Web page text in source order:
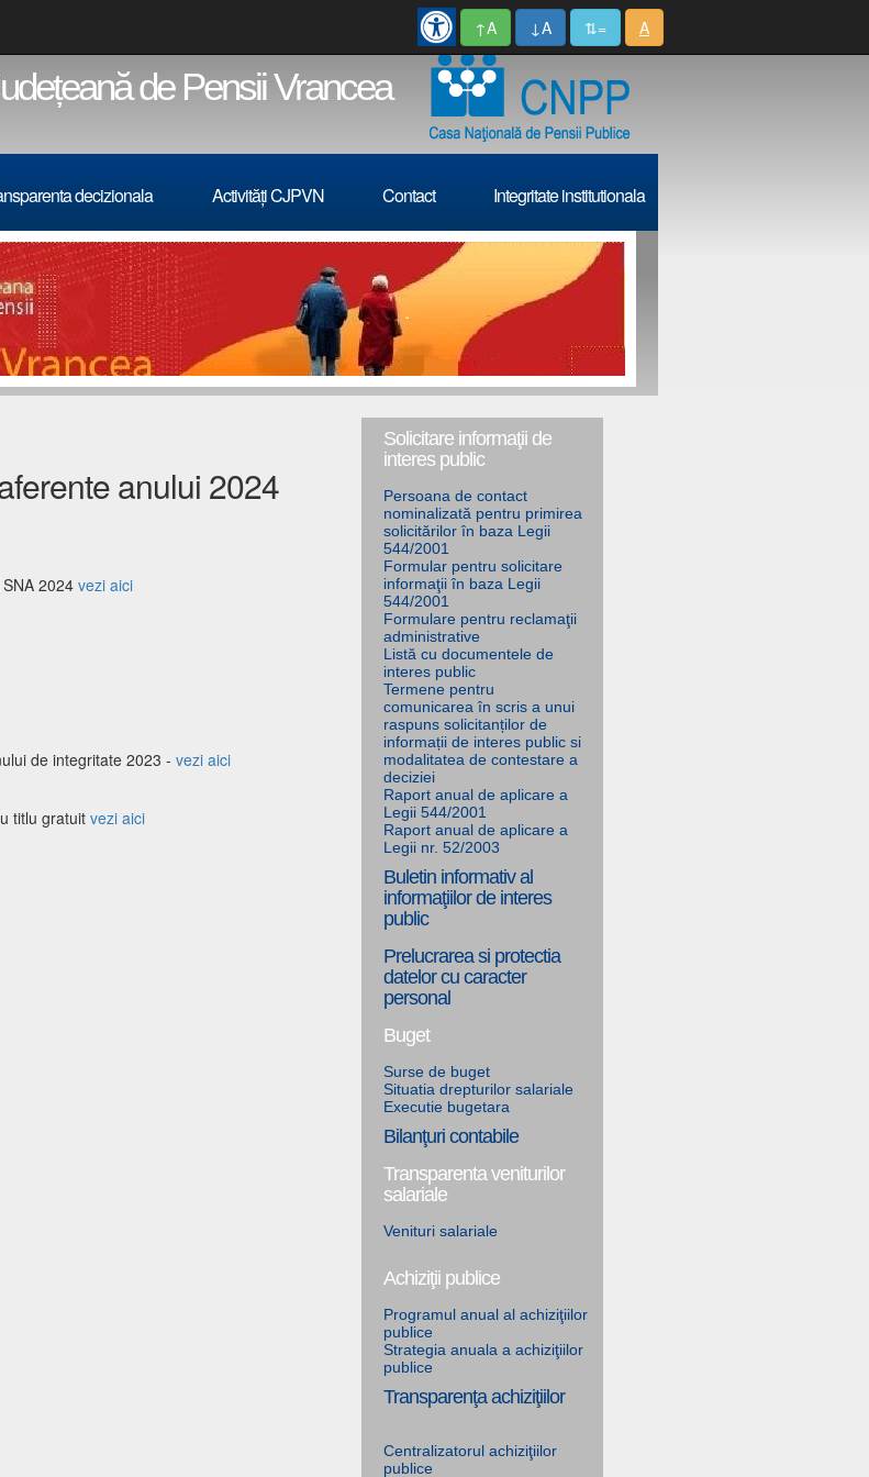
↑A ↓A ⇅= A
de Pensii Vrancea
decizionala Activități CJPVN Contact Integritate institutionala
anului 2024
2024 vezi aici
de integritate 2023 - vezi aici
titlu gratuitvezi aici
Solicitare informaţii de
interes public
Persoana de contact
nominalizată pentru primirea
solicitărilor în baza Legii
544/2001
Formular pentru solicitare
informaţii în baza Legii
544/2001
Formulare pentru reclamaţii
administrative
Listă cu documentele de
interes public
Termene pentru
comunicarea în scris a unui
raspuns solicitanților de
informații de interes public si
modalitatea de contestare a
deciziei
Raport anual de aplicare a
Legii 544/2001
Raport anual de aplicare a
Legii nr. 52/2003
Buletin informativ al
informaţiilor de interes
public
Prelucrarea si protectia
datelor cu caracter
personal
Buget
Surse de buget
Situatia drepturilor salariale
Executie bugetara
Bilanţuri contabile
Transparenta veniturilor
salariale
Venituri salariale
Achiziţii publice
Programul anual al achiziţiilor
publice
Strategia anuala a achiziţiilor
publice
Transparenţa achiziţiilor
Centralizatorul achiziţiilor
publice